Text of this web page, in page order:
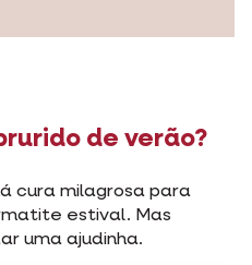
de verão?
cura milagrosa para
estival. Mas
uma ajudinha.